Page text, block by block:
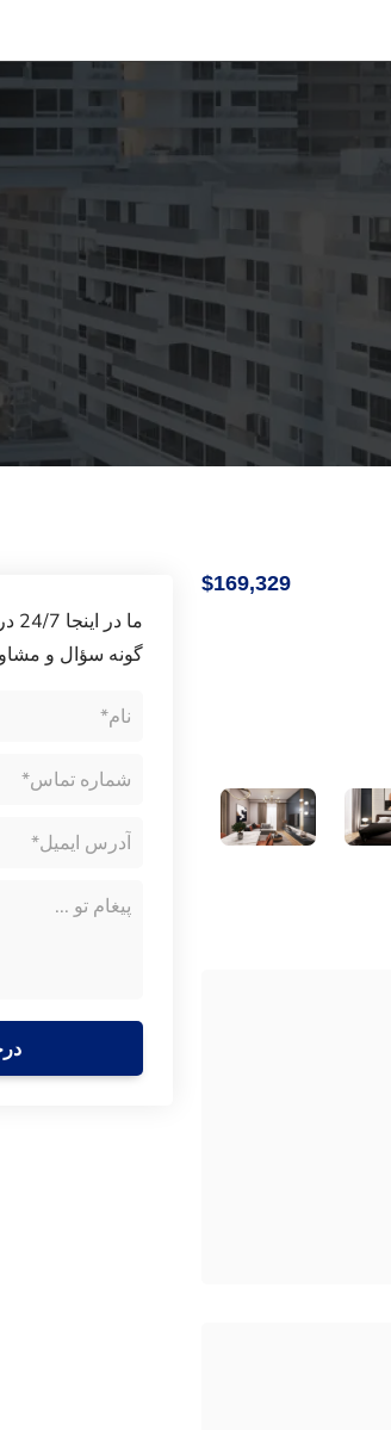
$169,329
گونه سؤال و مشاوره 100٪